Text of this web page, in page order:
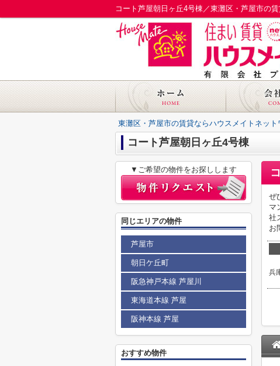
コート芦屋朝日ヶ丘4号棟／東灘区・芦屋市の
東灘区・芦屋市の賃貸ならハウスメイトネット
コート芦屋朝日ヶ丘4号棟
ぜ
マ
社
お
兵
▼ご希望の物件をお探しします
同じエリアの物件
芦屋市
朝日ケ丘町
阪急神戸本線 芦屋川
東海道本線 芦屋
阪神本線 芦屋
おすすめ物件